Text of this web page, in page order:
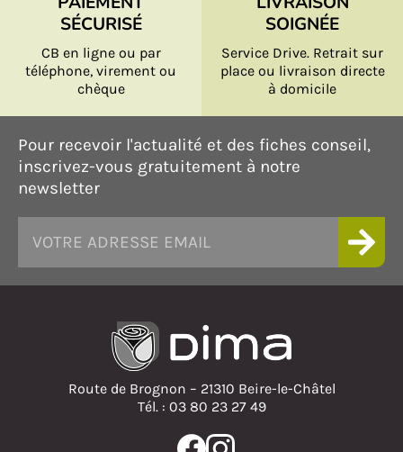
SÉCURISÉ
CB en ligne ou par
téléphone, virement ou
chèque
SOIGNÉE
Service Drive. Retrait sur
place ou livraison directe
à domicile
Pour recevoir l'actualité et des fiches conseil,
inscrivez-vous gratuitement à notre
newsletter
Route de Brognon – 21310 Beire-le-Châtel
Tél. : 03 80 23 27 49